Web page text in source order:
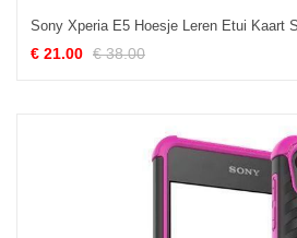
€ 21.00 € 38.00